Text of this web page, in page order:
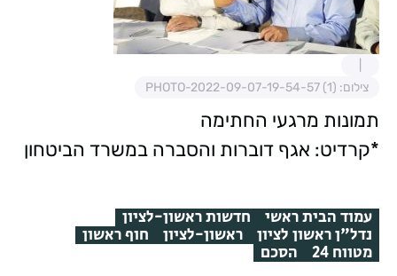
צילום: PHOTO-2022-09-07-19-54-57 (1)
תמונות מרגעי החתימה
*קרדיט: אגף דוברות והסברה במשרד הביטחון
עמוד הבית ראשי חדשות ראשון-לציון
נדל"ן ראשון לציון ראשון-לציון חוף ראשון
מטווח 24 הסכם